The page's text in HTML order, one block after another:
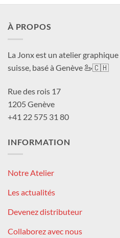
À PROPOS
La Jonx est un atelier graphique
suisse, basé à Genève 🦢🇨🇭
Rue des rois 17
1205 Genève
+41 22 575 31 80
INFORMATION
Notre Atelier
Les actualités
Devenez distributeur
Collaborez avec nous